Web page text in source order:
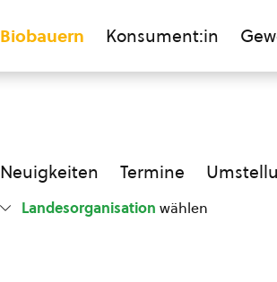
Biobauern Konsument:in
Neuigkeiten Termine
Landesorganisation wählen